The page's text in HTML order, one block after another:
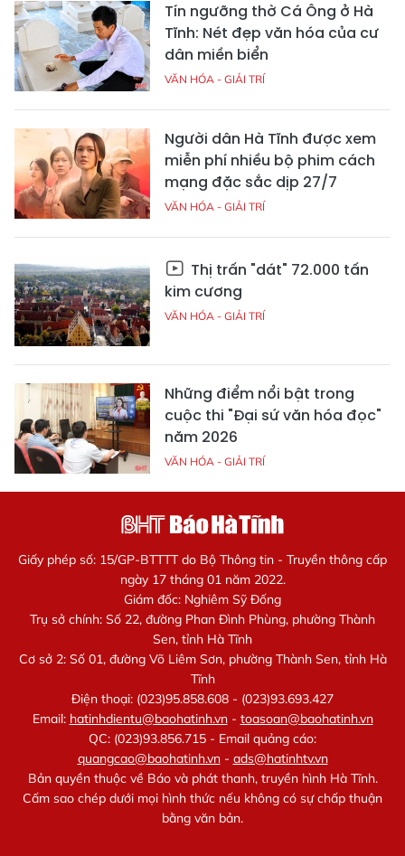
Tín ngưỡng thờ Cá Ông ở Hà
Tĩnh: Nét đẹp văn hóa của cư
dân miền biển
VĂN HÓA - GIẢI TRÍ
Người dân Hà Tĩnh được xem
miễn phí nhiều bộ phim cách
mạng đặc sắc dịp 27/7
VĂN HÓA - GIẢI TRÍ
Thị trấn "dát" 72.000 tấn
kim cương
VĂN HÓA - GIẢI TRÍ
Những điểm nổi bật trong
cuộc thi "Đại sứ văn hóa đọc"
năm 2026
VĂN HÓA - GIẢI TRÍ
Giấy phép số: 15/GP-BTTTT do Bộ Thông tin - Truyền thông cấp
ngày 17 tháng 01 năm 2022.
Giám đốc: Nghiêm Sỹ Đống
Trụ sở chính: Số 22, đường Phan Đình Phùng, phường Thành
Sen, tỉnh Hà Tĩnh
Cơ sở 2: Số 01, đường Võ Liêm Sơn, phường Thành Sen, tỉnh Hà
Tĩnh
Điện thoại: (023)95.858.608 - (023)93.693.427
Email: hatinhdientu@baohatinh.vn- toasoan@baohatinh.vn
QC: (023)93.856.715 - Email quảng cáo:
quangcao@baohatinh.vn- ads@hatinhtv.vn
Bản quyền thuộc về Báo và phát thanh, truyền hình Hà Tĩnh.
Cấm sao chép dưới mọi hình thức nếu không có sự chấp thuận
bằng văn bản.